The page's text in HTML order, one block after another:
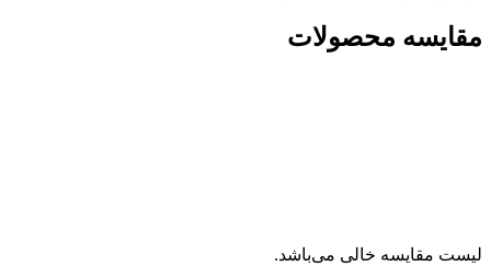
مقایسه محصولات
لیست مقایسه خالی می‌باشد.